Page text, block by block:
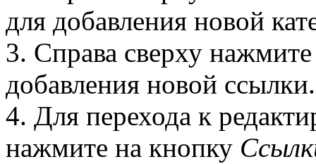
для добавления новой
3. Справа сверху
добавления новой ссылки.
4. Для перехода к
нажмите на кнопку